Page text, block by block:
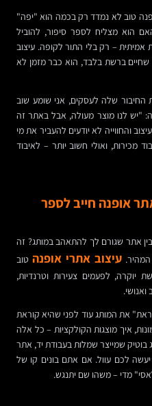
טוב לא נמדד רק בכמה הוא "יפה"
הוא מצליח לספר סיפור, להוביל
אמיתית – רק בלי התור לקופה. עיצוב
שחיים ברשת בלבד, הוא כבר מזמן לא
החיבור שלה לעסקים, אני שומע שוב
"יש לנו מוצר מעולה, אבל באתר זה
והחווייה לא יודעים להעביר את מי
מכירות, ואולי חשוב יותר – לאיבוד
אופנה חייב לספר
אתר שגורם לך להתאהב במותג? זה
המהיר.עיצוב אתרי אופנה טוב
יוקרה, לפעמים צעירות וטרנדיות,
את המותג עוד לפני שהיא קוראת
איך מוצגות הקולקציות – כל אלה
שמייצר שמלות בעבודת יד, אתר
לכם עוול. אם אתם בונים קו של
מדי – משהו שם יתנגש.